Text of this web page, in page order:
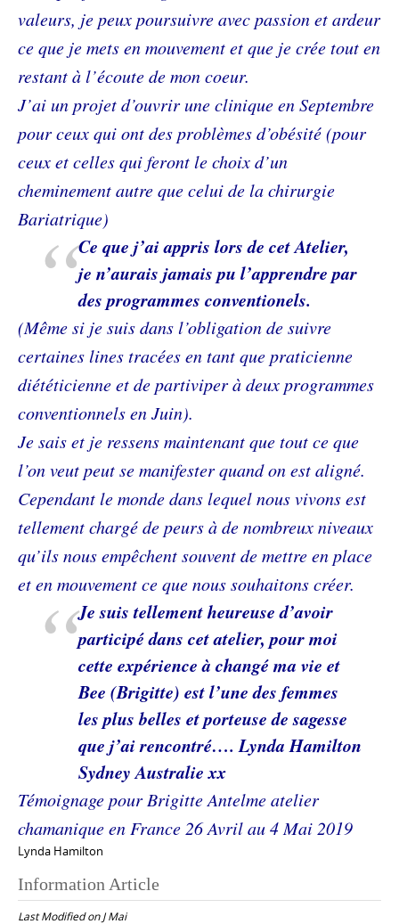
valeurs, je peux poursuivre avec passion et ardeur
ce que je mets en mouvement et que je crée tout en
restant à l’écoute de mon coeur.
J’ai un projet d’ouvrir une clinique en Septembre
pour ceux qui ont des problèmes d’obésité (pour
ceux et celles qui feront le choix d’un
cheminement autre que celui de la chirurgie
Bariatrique)
Ce que j’ai appris lors de cet Atelier,
je n’aurais jamais pu l’apprendre par
des programmes conventionels.
(Même si je suis dans l’obligation de suivre
certaines lines tracées en tant que praticienne
diététicienne et de partiviper à deux programmes
conventionnels en Juin).
Je sais et je ressens maintenant que tout ce que
l’on veut peut se manifester quand on est aligné.
Cependant le monde dans lequel nous vivons est
tellement chargé de peurs à de nombreux niveaux
qu’ils nous empêchent souvent de mettre en place
et en mouvement ce que nous souhaitons créer.
Je suis tellement heureuse d’avoir
participé dans cet atelier, pour moi
cette expérience à changé ma vie et
Bee (Brigitte) est l’une des femmes
les plus belles et porteuse de sagesse
que j’ai rencontré…. Lynda Hamilton
Sydney Australie xx
Témoignage pour Brigitte Antelme atelier
chamanique en France 26 Avril au 4 Mai 2019
Lynda Hamilton
Information Article
Last Modified on J Mai